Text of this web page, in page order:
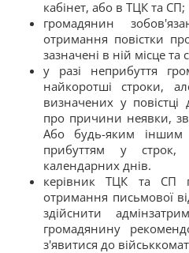
кабінет, або в ТЦК та СП;
громадянин
отримання повістки
зазначені в ній місце та
у разі неприбуття
найкоротші строки,
визначених у
про причини неявки,
Або будь-яким
прибуттям у
календарних днів.
керівник ТЦК та СП
отримання письмової
здійснити
громадянину
з'явитися до